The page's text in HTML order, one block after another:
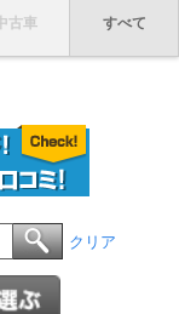
古車 すべて
クリア